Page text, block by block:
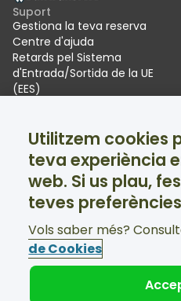
Suport
Gestiona la teva reserva
Centre d'ajuda
Retards pel Sistema
d'Entrada/Sortida de la UE
(EES)
Qui som
Ressenyes
Trasllats per a estacions
d'esquí
Suport disponible 24/7
© Suntransfers.com 2026
Utilitzem cookies
teva experiència
web. Si us plau,
teves
Vols saber més?
de Cookies